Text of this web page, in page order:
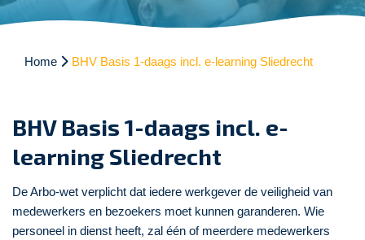
Home BHV Basis 1-daags incl. e-learning Sliedrecht
BHV Basis 1-daags incl. e-
learning Sliedrecht
De Arbo-wet verplicht dat iedere werkgever de veiligheid van
medewerkers en bezoekers moet kunnen garanderen. Wie
personeel in dienst heeft, zal één of meerdere medewerkers